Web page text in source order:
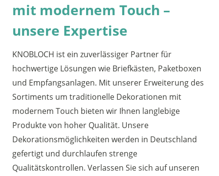
mit modernem Touch –
unsere Expertise
KNOBLOCH ist ein zuverlässiger Partner für
hochwertige Lösungen wie Briefkästen, Paketboxen
und Empfangsanlagen. Mit unserer Erweiterung des
Sortiments um traditionelle Dekorationen mit
modernem Touch bieten wir Ihnen langlebige
Produkte von hoher Qualität. Unsere
Dekorationsmöglichkeiten werden in Deutschland
gefertigt und durchlaufen strenge
Qualitätskontrollen. Verlassen Sie sich auf unseren